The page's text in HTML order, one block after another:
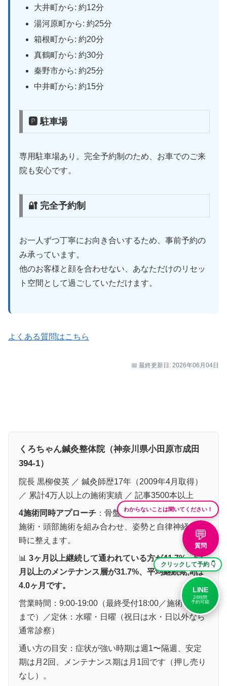
大井町から: 約12分
湯河原町から: 約25分
箱根町から: 約20分
真鶴町から: 約30分
秦野市から: 約25分
中井町から: 約15分
🅿 駐車場
専用駐車場あり。完全予約制のため、お車でのご来
院も安心です。
🔐 完全予約制
お一人ずつ丁寧にお向き合いするため、事前予約の
み承っています。
他のお客様と顔を合わせない、あなただけのリセッ
ト空間として過ごしていただけます。
よくある質問はこちら
📅 最終更新日: 2026年06月04日
くろちゃん鍼灸整体院（神奈川県小田原市成田
394-1）
院長 黒柳俊英 ／ 鍼灸師歴17年（2009年4月取得）
／ 累計4万人以上の施術実績 ／ 記事3500本以上
4施術同時アプローチ ：骨盤矯正・猫背矯正・鍼灸
施術・頭部施術を組み合わせ、姿勢と自律神経を同
時に整えます。
📊 3ヶ月以上継続して通われている方が41.7%、6ヶ
月以上のメンテナンス層が31.7%、平均継続期間は
4.0ヶ月です。
営業時間：9:00-19:00（最終受付18:00／施術19:00
まで）／定休：水曜・日曜（祝日は水・日以外なら
通常診察）
通い方の目安：症状が強い時期は週1〜隔週、安定
期は月2回、メンテナンス期は月1回です（押し売り
なし）。
わからないことは聞いてください！
💬
質問
クリックして予約 👇
LINE
24時間
予約可能